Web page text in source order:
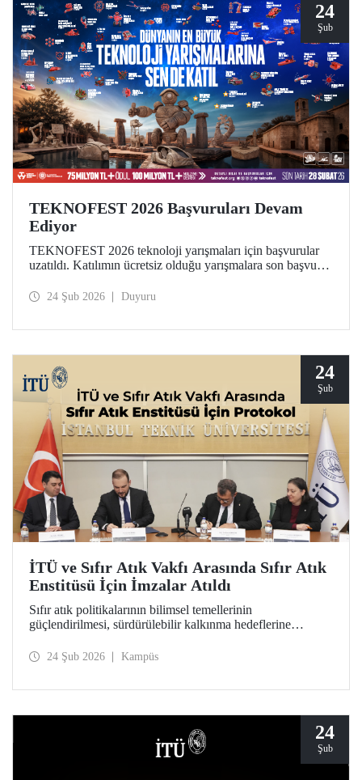
24
Şub
TEKNOFEST 2026 Başvuruları Devam
Ediyor
TEKNOFEST 2026 teknoloji yarışmaları için başvurular
uzatıldı. Katılımın ücretsiz olduğu yarışmalara son başvuru
teknoloji festivali TEKNOFEST kapsamında düzenlenen
24 Şub 2026 Duyuru
24
Şub
İTÜ ve Sıfır Atık Vakfı Arasında Sıfır Atık
Enstitüsü İçin İmzalar Atıldı
Sıfır atık politikalarının bilimsel temellerinin
güçlendirilmesi, sürdürülebilir kalkınma hedeflerine
amacıyla kapılarını açmaya hazırlanan Sıfır Atık Enstitüsü
24 Şub 2026 Kampüs
24
Şub